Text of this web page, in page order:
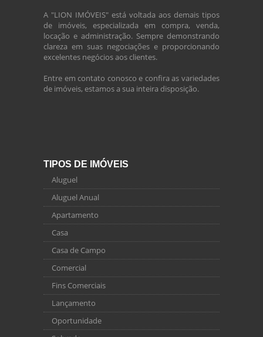
A "LION IMÓVEIS" está voltada aos demais tipos
de imóveis, especializada em compra, venda,
locação e administração. Sempre demonstrando
clareza em suas negociações e proporcionando
excelentes negócios aos clientes.
Entre em contato conosco e confira as variedades
de imóveis, estamos a sua inteira disposição.
TIPOS DE IMÓVEIS
Aluguel
Aluguel Anual
Apartamento
Casa
Casa de Campo
Comercial
Fins Comerciais
Lançamento
Oportunidade